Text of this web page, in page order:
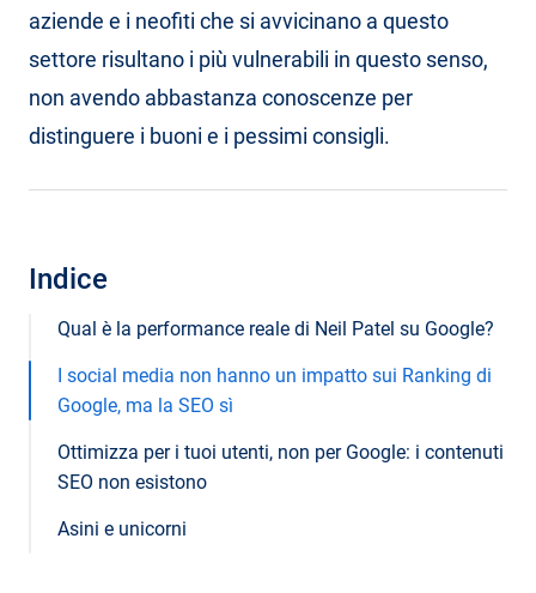
aziende e i neofiti che si avvicinano a questo
settore risultano i più vulnerabili in questo senso,
non avendo abbastanza conoscenze per
distinguere i buoni e i pessimi consigli.
Indice
Qual è la performance reale di Neil Patel su Google?
I social media non hanno un impatto sui Ranking di
Google, ma la SEO sì
Ottimizza per i tuoi utenti, non per Google: i contenuti
SEO non esistono
Asini e unicorni